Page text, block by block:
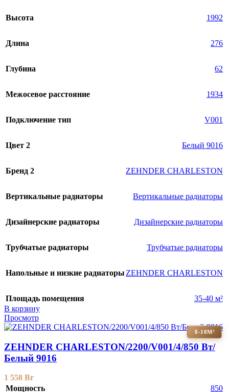
Высота 1992
Длина 276
Глубина 62
Межосевое расстояние 1934
Подключение тип V001
Цвет 2 Белый 9016
Бренд 2 ZEHNDER CHARLESTON
Вертикальные радиаторы Вертикальные радиаторы
Дизайнерские радиаторы Дизайнерские радиаторы
Трубчатые радиаторы Трубчатые радиаторы
Напольные и низкие радиаторы ZEHNDER CHARLESTON
Площадь помещения
35-40 м²
В корзину
Просмотр
8-10М²
ZEHNDER CHARLESTON/2200/V001/4/850 Вт/
Белый 9016
1 558 Br
Мощность
850